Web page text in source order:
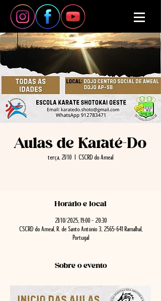
Aulas de Karaté-Do
terça, 21/10 CSCRD do Ameal
Horário e local
21/10/2025, 19:00 – 20:30
CSCRD do Ameal, R. de Santo António 3, 2565-641 Ramalhal,
Portugal
Sobre o evento